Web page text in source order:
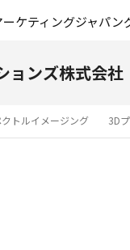
ケティングジャパン
ョンズ株式会社
トルイメージング 3D